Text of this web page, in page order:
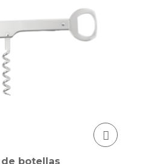
botellas